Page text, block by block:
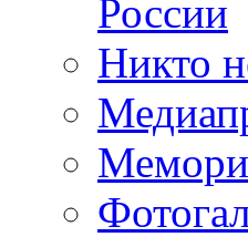
России
Никто